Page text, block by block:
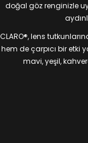
doğal göz renginizle
CLARO®, lens
hem de çarpıcı bir etki
mavi, yeşil,